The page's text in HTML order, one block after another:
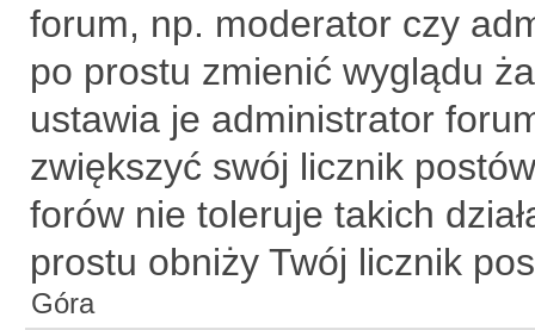
forum, np. moderator czy
po prostu zmienić wyglądu
ustawia je administrator
zwiększyć swój licznik
forów nie toleruje takich
prostu obniży Twój licznik
Góra